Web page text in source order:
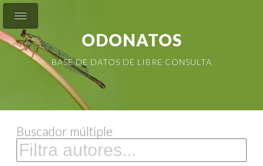
ODONATOS
BASE DE DATOS DE LIBRE CONSULTA
Buscador múltiple